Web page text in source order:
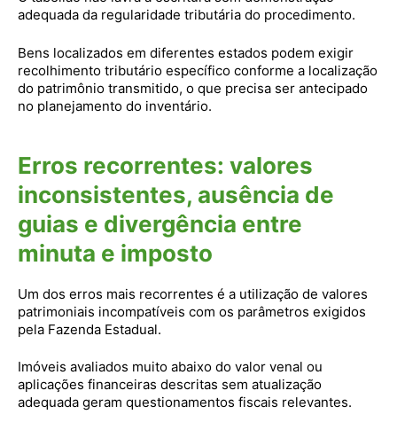
adequada da regularidade tributária do procedimento.
Bens localizados em diferentes estados podem exigir
recolhimento tributário específico conforme a localização
do patrimônio transmitido, o que precisa ser antecipado
no planejamento do inventário.
Erros recorrentes: valores
inconsistentes, ausência de
guias e divergência entre
minuta e imposto
Um dos erros mais recorrentes é a utilização de valores
patrimoniais incompatíveis com os parâmetros exigidos
pela Fazenda Estadual.
Imóveis avaliados muito abaixo do valor venal ou
aplicações financeiras descritas sem atualização
adequada geram questionamentos fiscais relevantes.